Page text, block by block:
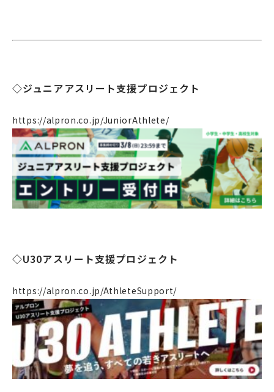
◇ジュニアアスリート支援プロジェクト
https://alpron.co.jp/JuniorAthlete/
◇U30アスリート支援プロジェクト
https://alpron.co.jp/AthleteSupport/